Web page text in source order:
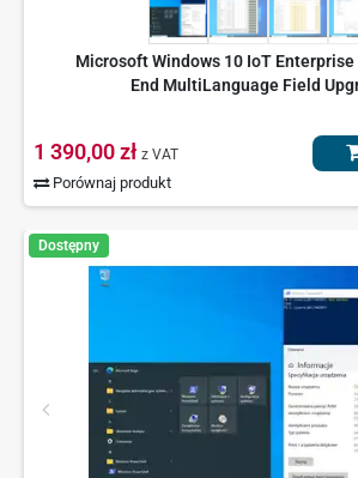
Microsoft Windows 10 IoT Enterprise
End MultiLanguage Field
1 390,00 zł z VAT
Porównaj produkt
Dostępny